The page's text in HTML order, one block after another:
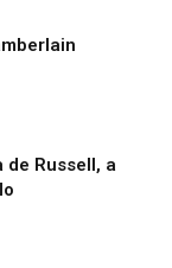
de Russell, a